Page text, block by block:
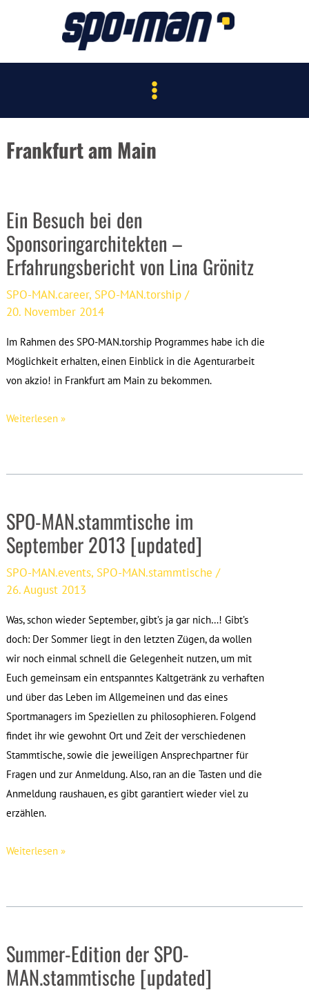
Main
Menu
Frankfurt am Main
Ein Besuch bei den
Sponsoringarchitekten –
Erfahrungsbericht von Lina Grönitz
SPO-MAN.career, SPO-MAN.torship /
20. November 2014
Im Rahmen des SPO-MAN.torship Programmes habe ich die
Möglichkeit erhalten, einen Einblick in die Agenturarbeit
von akzio! in Frankfurt am Main zu bekommen.
Ein
den
–
Erfahrungsbericht
von
Lina
Grönitz
Weiterlesen »
SPO-MAN.stammtische im
September 2013 [updated]
SPO-MAN.events, SPO-MAN.stammtische /
26. August 2013
Was, schon wieder September, gibt’s ja gar nich…! Gibt’s
doch: Der Sommer liegt in den letzten Zügen, da wollen
wir noch einmal schnell die Gelegenheit nutzen, um mit
Euch gemeinsam ein entspanntes Kaltgetränk zu verhaften
und über das Leben im Allgemeinen und das eines
Sportmanagers im Speziellen zu philosophieren. Folgend
findet ihr wie gewohnt Ort und Zeit der verschiedenen
Stammtische, sowie die jeweiligen Ansprechpartner für
Fragen und zur Anmeldung. Also, ran an die Tasten und die
Anmeldung raushauen, es gibt garantiert wieder viel zu
erzählen.
SPO-
September
[updated]
Weiterlesen »
Summer-Edition der SPO-
MAN.stammtische [updated]